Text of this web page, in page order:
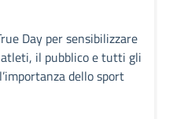
Day per sensibilizzare
il pubblico e tutti gli
dello sport